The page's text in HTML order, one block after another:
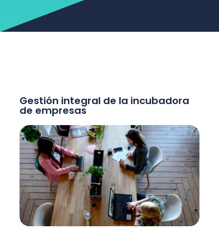
Gestión integral de la incubadora
de empresas